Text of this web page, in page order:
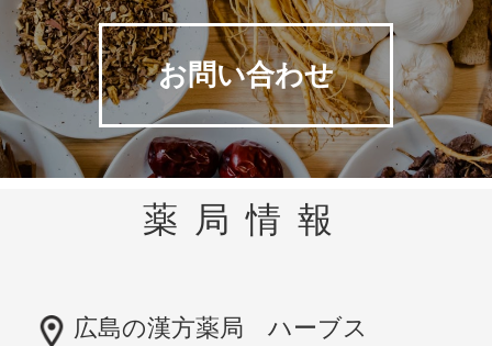
お問い合わせ
薬局情報
広島の漢方薬局 ハーブス